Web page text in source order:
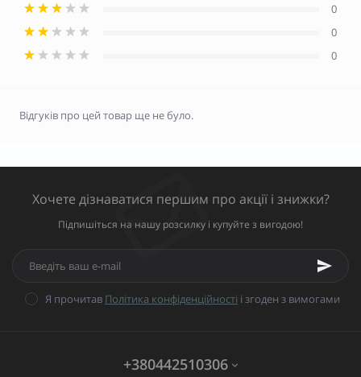
0
0
0
Відгуків про цей товар ще не було.
Хочете дізнаватися першим про акції і знижки?
Підпишіться на нашу розсилку і купуйте з вигодою!
Я прочитав Політика конфіденційності і згоден з вимогами
+380442510306